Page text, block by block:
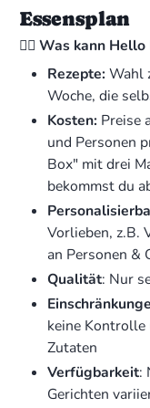
Essensplan
👉🏻 Was kann
Rezepte: Wahl
Woche, die
Kosten: Preise
und Personen
Box" mit drei
bekommst du
Vorlieben, z.B.
an Personen &
Qualität: Nur
keine Kontrolle
Zutaten
Verfügbarkeit:
Gerichten